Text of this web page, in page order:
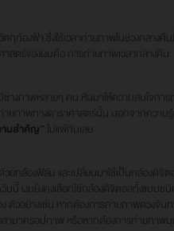
ท้องฟ้า ซึ่งใช้เวลาถ่ายภาพในช่วงกลาง
าสตร์ของผมคือ การถ่ายภาพเวลากลางคืน
าพหลายๆ คน หันมาให้ความสนใจการ
ยภาพทางดาราศาสตร์นั้น นอกจากความ
มสำคัญ” ไม่แพ้กันเลย
องฟิล์ม และเปลี่ยนมาใช้เป็นกล้องดิจิต
นี้ ผมยังคงเลือกใช้กล้องดิจิตอลทั้งแบบช
ตัวอย่างเช่น หากต้องการถ่ายภาพดวง
ลามาครอปภาพ หรือหากต้องการถ่ายภา